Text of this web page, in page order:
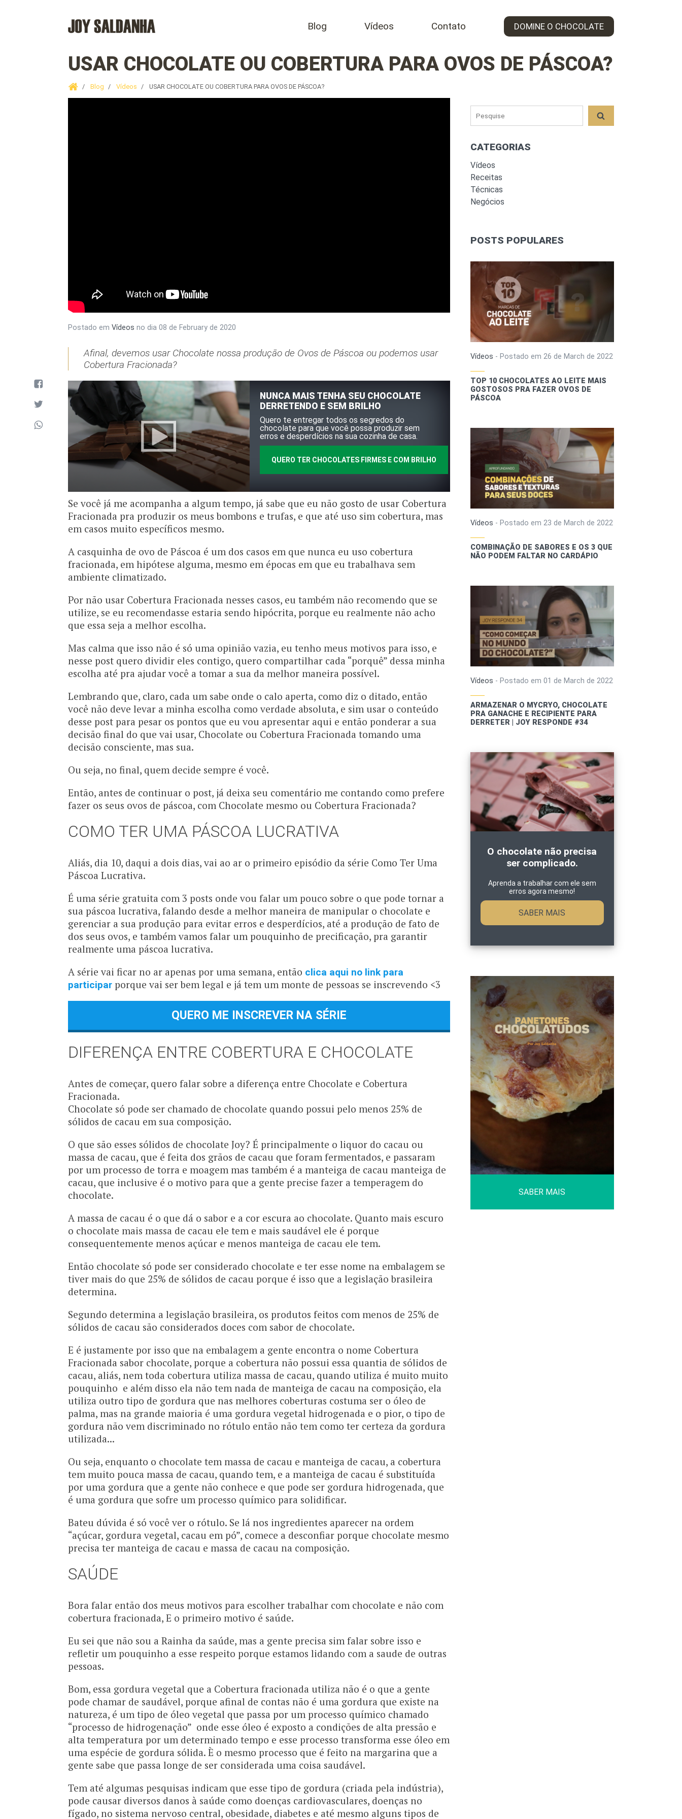
Blog Vídeos Contato DOMINE O CHOCOLATE
USAR CHOCOLATE OU COBERTURA PARA OVOS DE PÁSCOA?
Blog Vídeos USAR CHOCOLATE OU COBERTURA PARA OVOS DE PÁSCOA?
Postado emVídeos no dia08 de February de 2020
Afinal, devemos usar Chocolate nossa produção de Ovos de Páscoa ou podemos usar
Cobertura Fracionada?
NUNCA MAIS TENHA SEU CHOCOLATE
DERRETENDO E SEM BRILHO
Quero te entregar todos os segredos do
chocolate para que você possa produzir sem
erros e desperdícios na sua cozinha de casa.
QUERO TER CHOCOLATES FIRMES E COM BRILHO
Se você já me acompanha a algum tempo, já sabe que eu não gosto de usar Cobertura
Fracionada pra produzir os meus bombons e trufas, e que até uso sim cobertura, mas
em casos muito específicos mesmo.
A casquinha de ovo de Páscoa é um dos casos em que nunca eu uso cobertura
fracionada, em hipótese alguma, mesmo em épocas em que eu trabalhava sem
ambiente climatizado.
Por não usar Cobertura Fracionada nesses casos, eu também não recomendo que se
utilize, se eu recomendasse estaria sendo hipócrita, porque eu realmente não acho
que essa seja a melhor escolha.
Mas calma que isso não é só uma opinião vazia, eu tenho meus motivos para isso, e
nesse post quero dividir eles contigo, quero compartilhar cada “porquê” dessa minha
escolha até pra ajudar você a tomar a sua da melhor maneira possível.
Lembrando que, claro, cada um sabe onde o calo aperta, como diz o ditado, então
você não deve levar a minha escolha como verdade absoluta, e sim usar o conteúdo
desse post para pesar os pontos que eu vou apresentar aqui e então ponderar a sua
decisão final do que vai usar, Chocolate ou Cobertura Fracionada tomando uma
decisão consciente, mas sua.
Ou seja, no final, quem decide sempre é você.
Então, antes de continuar o post, já deixa seu comentário me contando como prefere
fazer os seus ovos de páscoa, com Chocolate mesmo ou Cobertura Fracionada?
COMO TER UMA PÁSCOA LUCRATIVA
Aliás, dia 10, daqui a dois dias, vai ao ar o primeiro episódio da série Como Ter Uma
Páscoa Lucrativa.
É uma série gratuita com 3 posts onde vou falar um pouco sobre o que pode tornar a
sua páscoa lucrativa, falando desde a melhor maneira de manipular o chocolate e
gerenciar a sua produção para evitar erros e desperdícios, até a produção de fato de
dos seus ovos, e também vamos falar um pouquinho de precificação, pra garantir
realmente uma páscoa lucrativa.
A série vai ficar no ar apenas por uma semana, então clica aqui no link para
participar porque vai ser bem legal e já tem um monte de pessoas se inscrevendo <3
QUERO ME INSCREVER NA SÉRIE
DIFERENÇA ENTRE COBERTURA E CHOCOLATE
Antes de começar, quero falar sobre a diferença entre Chocolate e Cobertura
Fracionada.
Chocolate só pode ser chamado de chocolate quando possui pelo menos 25% de
sólidos de cacau em sua composição.
O que são esses sólidos de chocolate Joy? É principalmente o liquor do cacau ou
massa de cacau, que é feita dos grãos de cacau que foram fermentados, e passaram
por um processo de torra e moagem mas também é a manteiga de cacau manteiga de
cacau, que inclusive é o motivo para que a gente precise fazer a temperagem do
chocolate.
A massa de cacau é o que dá o sabor e a cor escura ao chocolate. Quanto mais escuro
o chocolate mais massa de cacau ele tem e mais saudável ele é porque
consequentemente menos açúcar e menos manteiga de cacau ele tem.
Então chocolate só pode ser considerado chocolate e ter esse nome na embalagem se
tiver mais do que 25% de sólidos de cacau porque é isso que a legislação brasileira
determina.
Segundo determina a legislação brasileira, os produtos feitos com menos de 25% de
sólidos de cacau são considerados doces com sabor de chocolate.
E é justamente por isso que na embalagem a gente encontra o nome Cobertura
Fracionada sabor chocolate, porque a cobertura não possui essa quantia de sólidos de
cacau, aliás, nem toda cobertura utiliza massa de cacau, quando utiliza é muito muito
pouquinho e além disso ela não tem nada de manteiga de cacau na composição, ela
utiliza outro tipo de gordura que nas melhores coberturas costuma ser o óleo de
palma, mas na grande maioria é uma gordura vegetal hidrogenada e o pior, o tipo de
gordura não vem discriminado no rótulo então não tem como ter certeza da gordura
utilizada...
Ou seja, enquanto o chocolate tem massa de cacau e manteiga de cacau, a cobertura
tem muito pouca massa de cacau, quando tem, e a manteiga de cacau é substituída
por uma gordura que a gente não conhece e que pode ser gordura hidrogenada, que
é uma gordura que sofre um processo químico para solidificar.
Bateu dúvida é só você ver o rótulo. Se lá nos ingredientes aparecer na ordem
“açúcar, gordura vegetal, cacau em pó”, comece a desconfiar porque chocolate mesmo
precisa ter manteiga de cacau e massa de cacau na composição.
SAÚDE
Bora falar então dos meus motivos para escolher trabalhar com chocolate e não com
cobertura fracionada, E o primeiro motivo é saúde.
Eu sei que não sou a Rainha da saúde, mas a gente precisa sim falar sobre isso e
refletir um pouquinho a esse respeito porque estamos lidando com a saude de outras
pessoas.
Bom, essa gordura vegetal que a Cobertura fracionada utiliza não é o que a gente
pode chamar de saudável, porque afinal de contas não é uma gordura que existe na
natureza, é um tipo de óleo vegetal que passa por um processo químico chamado
“processo de hidrogenação” onde esse óleo é exposto a condições de alta pressão e
alta temperatura por um determinado tempo e esse processo transforma esse óleo em
uma espécie de gordura sólida. È o mesmo processo que é feito na margarina que a
gente sabe que passa longe de ser considerada uma coisa saudável.
Tem até algumas pesquisas indicam que esse tipo de gordura (criada pela indústria),
pode causar diversos danos à saúde como doenças cardiovasculares, doenças no
fígado, no sistema nervoso central, obesidade, diabetes e até mesmo alguns tipos de
CATEGORIAS
Vídeos
Receitas
Técnicas
Negócios
POSTS POPULARES
Vídeos - Postado em26 de March de 2022
TOP 10 CHOCOLATES AO LEITE MAIS
GOSTOSOS PRA FAZER OVOS DE
PÁSCOA
Vídeos - Postado em23 de March de 2022
COMBINAÇÃO DE SABORES E OS 3 QUE
NÃO PODEM FALTAR NO CARDÁPIO
Vídeos - Postado em01 de March de 2022
ARMAZENAR O MYCRYO, CHOCOLATE
PRA GANACHE E RECIPIENTE PARA
DERRETER | JOY RESPONDE #34
O chocolate não precisa
ser complicado.
Aprenda a trabalhar com ele sem
erros agora mesmo!
SABER MAIS
SABER MAIS